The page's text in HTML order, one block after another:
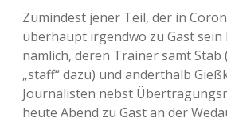
Zumindest jener Teil, der in
überhaupt irgendwo zu Gast sein
nämlich, deren Trainer samt
„staff“ dazu) und anderthalb
Journalisten nebst
heute Abend zu Gast an der